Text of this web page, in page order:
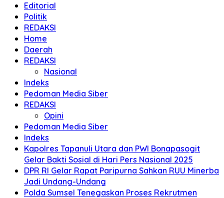
Editorial
Politik
REDAKSI
Home
Daerah
REDAKSI
Nasional
Indeks
Pedoman Media Siber
REDAKSI
Opini
Pedoman Media Siber
Indeks
Kapolres Tapanuli Utara dan PWI Bonapasogit
Gelar Bakti Sosial di Hari Pers Nasional 2025
DPR RI Gelar Rapat Paripurna Sahkan RUU Minerba
Jadi Undang-Undang
Polda Sumsel Tenegaskan Proses Rekrutmen